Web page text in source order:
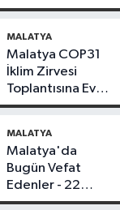
Bugün Çekiliyor
MALATYA
Malatya COP31
İklim Zirvesi
Toplantısına Ev
Sahipliği Yaptı
MALATYA
Malatya'da
Bugün Vefat
Edenler - 22
Temmuz 2026